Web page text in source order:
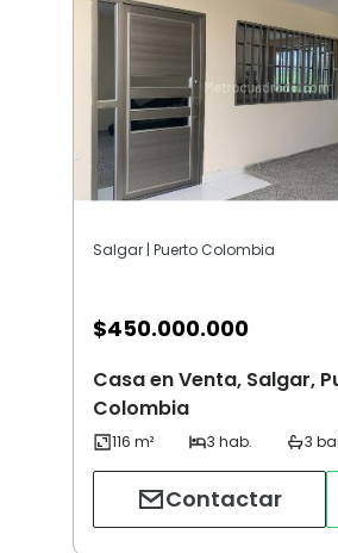
Salgar | Puerto Colombia
$450.000.000
Casa en Venta, Salgar,
Colombia
Contactar